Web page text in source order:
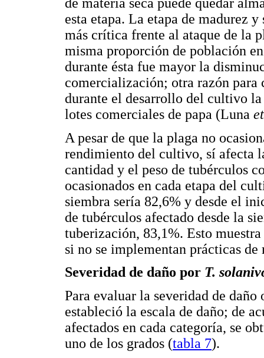
esta etapa. La etapa de madurez
más crítica frente al ataque de la
misma proporción de población
durante ésta fue mayor la
comercialización; otra razón para
durante el desarrollo del cultivo
lotes comerciales de papa (Luna
A pesar de que la plaga no
rendimiento del cultivo, sí afecta
cantidad y el peso de tubérculos
ocasionados en cada etapa del
siembra sería 82,6% y desde el
de tubérculos afectado desde la
tuberización, 83,1%. Esto
si no se implementan prácticas
Severidad de daño por T.
Para evaluar la severidad de
estableció la escala de daño; de
afectados en cada categoría, se
uno de los grados (tabla 7).